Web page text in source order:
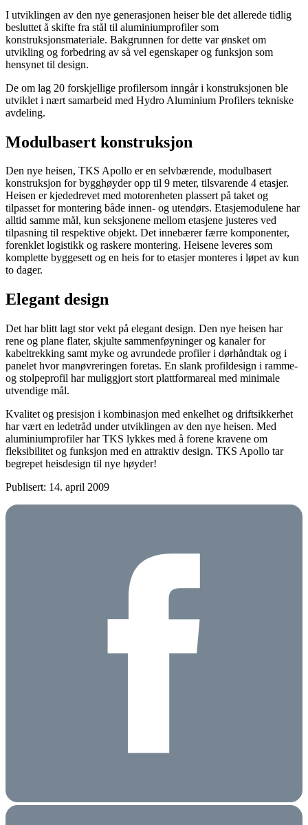
I utviklingen av den nye generasjonen heiser ble det allerede tidlig
besluttet å skifte fra stål til aluminiumprofiler som
konstruksjonsmateriale. Bakgrunnen for dette var ønsket om
utvikling og forbedring av så vel egenskaper og funksjon som
hensynet til design.
De om lag 20 forskjellige profilersom inngår i konstruksjonen ble
utviklet i nært samarbeid med Hydro Aluminium Profilers tekniske
avdeling.
Modulbasert konstruksjon
Den nye heisen, TKS Apollo er en selvbærende, modulbasert
konstruksjon for bygghøyder opp til 9 meter, tilsvarende 4 etasjer.
Heisen er kjededrevet med motorenheten plassert på taket og
tilpasset for montering både innen- og utendørs. Etasjemodulene har
alltid samme mål, kun seksjonene mellom etasjene justeres ved
tilpasning til respektive objekt. Det innebærer færre komponenter,
forenklet logistikk og raskere montering. Heisene leveres som
komplette byggesett og en heis for to etasjer monteres i løpet av kun
to dager.
Elegant design
Det har blitt lagt stor vekt på elegant design. Den nye heisen har
rene og plane flater, skjulte sammenføyninger og kanaler for
kabeltrekking samt myke og avrundede profiler i dørhåndtak og i
panelet hvor manøvreringen foretas. En slank profildesign i ramme-
og stolpeprofil har muliggjort stort plattformareal med minimale
utvendige mål.
Kvalitet og presisjon i kombinasjon med enkelhet og driftsikkerhet
har vært en ledetråd under utviklingen av den nye heisen. Med
aluminiumprofiler har TKS lykkes med å forene kravene om
fleksibilitet og funksjon med en attraktiv design. TKS Apollo tar
begrepet heisdesign til nye høyder!
Publisert: 14. april 2009